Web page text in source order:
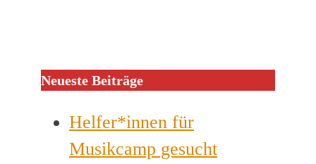
Neueste Beiträge
Helfer*innen für
Musikcamp gesucht